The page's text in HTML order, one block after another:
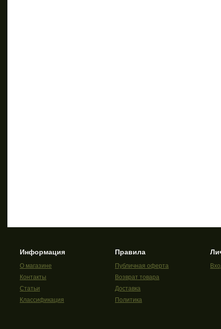
Информация
О магазине
Контакты
Статьи
Классификация
Правила
Публичная оферта
Возврат товара
Доставка
Политика